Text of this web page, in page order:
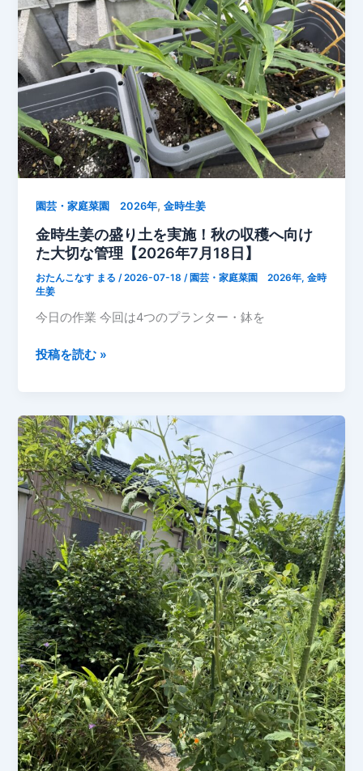
収
穫！
オ
ク
ラ
3
本
と
完
熟
ト
ト
を
収
穫
し
し
年
7
月】
園芸・家庭菜園 2026年,金時生姜
金時生姜の盛り土を実施！秋の収穫へ向け
た大切な管理【2026年7月18日】
おたんこなす まる /2026-07-18 / 園芸・家庭菜園 2026年,金時
生姜
今日の作業 今回は4つのプランター・鉢を
金
姜
の
盛
り
土
を
実
施！
秋
の
収
穫
へ
向
け
た
大
切
な
投稿を読む »